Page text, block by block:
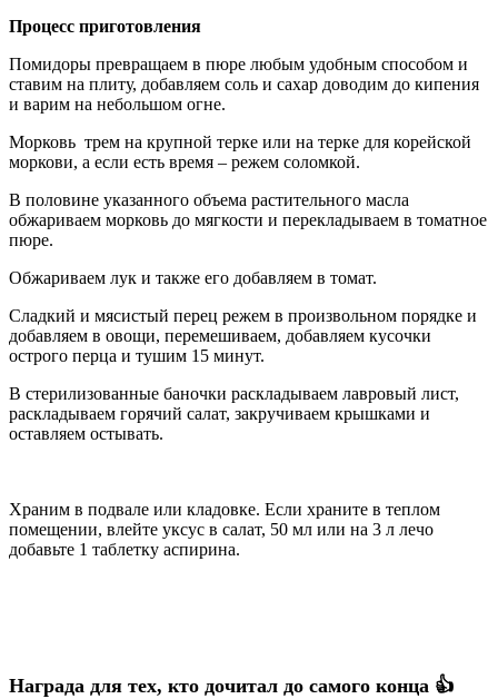
Процесс приготовления
Помидоры превращаем в пюре любым удобным способом и
ставим на плиту, добавляем соль и сахар доводим до кипения
и варим на небольшом огне.
Морковь трем на крупной терке или на терке для корейской
моркови, а если есть время – режем соломкой.
В половине указанного объема растительного масла
обжариваем морковь до мягкости и перекладываем в томатное
пюре.
Обжариваем лук и также его добавляем в томат.
Сладкий и мясистый перец режем в произвольном порядке и
добавляем в овощи, перемешиваем, добавляем кусочки
острого перца и тушим 15 минут.
В стерилизованные баночки раскладываем лавровый лист,
раскладываем горячий салат, закручиваем крышками и
оставляем остывать.
Храним в подвале или кладовке. Если храните в теплом
помещении, влейте уксус в салат, 50 мл или на 3 л лечо
добавьте 1 таблетку аспирина.
Награда для тех, кто дочитал до самого конца 👍